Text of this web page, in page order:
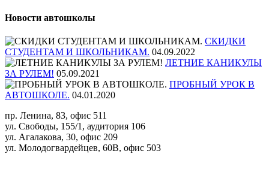
Новости автошколы
СКИДКИ
СТУДЕНТАМ И ШКОЛЬНИКАМ. 04.09.2022
ЛЕТНИЕ КАНИКУЛЫ
ЗА РУЛЕМ! 05.09.2021
ПРОБНЫЙ УРОК В
АВТОШКОЛЕ. 04.01.2020
пр. Ленина, 83, офис 511
ул. Свободы, 155/1, аудитория 106
ул. Агалакова, 30, офис 209
ул. Молодогвардейцев, 60В, офис 503